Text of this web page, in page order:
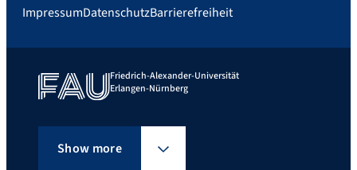
ImpressumDatenschutzBarrierefreiheit
Friedrich-Alexander-Universität
Erlangen-Nürnberg
Show more